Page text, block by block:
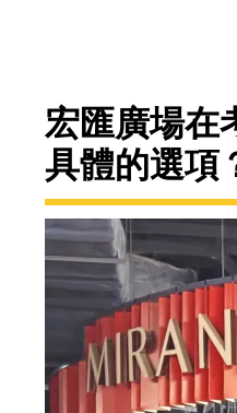
宏匯廣場在
具體的選項